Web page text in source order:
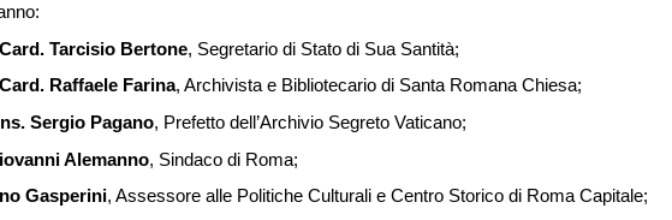
Tarcisio Bertone, Segretario di Stato di Sua Santità;
Raffaele Farina, Archivista e Bibliotecario di Santa Romana Chiesa;
Sergio Pagano, Prefetto dell’Archivio Segreto Vaticano;
Alemanno, Sindaco di Roma;
Gasperini, Assessore alle Politiche Culturali e Centro Storico di Roma Capitale;